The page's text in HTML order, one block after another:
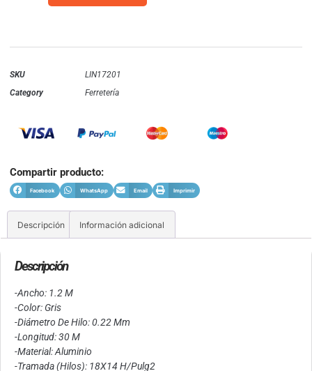
SKU
LIN17201
Category
Ferretería
Compartir producto:
Facebook WhatsApp Email Imprimir
Descripción Información adicional
Descripción
-Ancho: 1.2 M
-Color: Gris
-Diámetro De Hilo: 0.22 Mm
-Longitud: 30 M
-Material: Aluminio
-Tramada (Hilos): 18X14 H/Pulg2